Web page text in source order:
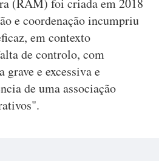
(RAM) foi criada em 2018
e coordenação incumpriu
em contexto
de controlo, com
e excessiva e
de uma associação